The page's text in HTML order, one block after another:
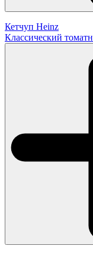
Кетчуп Heinz
Классический